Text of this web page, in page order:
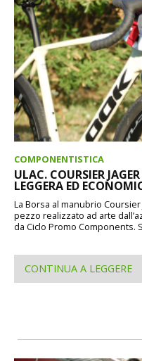
COMPONENTISTICA
ULAC. COURSIER
LEGGERA ED
La Borsa al manubrio Coursier
pezzo realizzato ad arte
da Ciclo Promo Components.
CONTINUA A LEGGERE